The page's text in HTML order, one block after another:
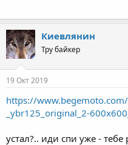
Киевлянин
Тру байкер
19 Окт 2019
https://
_ybr125_original_2-
устал?.. иди спи уже - тебе